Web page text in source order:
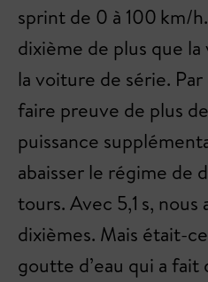
sprint de 0 à 100 km/
dixième de plus que la
la voiture de série.
faire preuve de plus
puissance
abaisser le régime de
tours. Avec 5,1 s,
dixièmes. Mais était-
goutte d’eau qui a fait